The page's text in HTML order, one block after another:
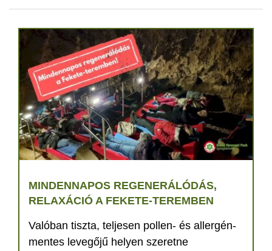
MINDENNAPOS REGENERÁLÓDÁS,
RELAXÁCIÓ A FEKETE-TEREMBEN
Valóban tiszta, teljesen pollen- és allergén-
mentes levegőjű helyen szeretne